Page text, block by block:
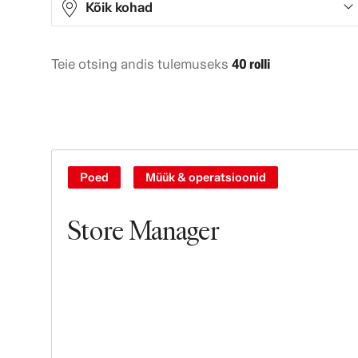
Kõik kohad
North America
12
Oceania
Teie otsing andis tulemuseks 40 rolli
Store Manager
Poed Müük & operatsioonid